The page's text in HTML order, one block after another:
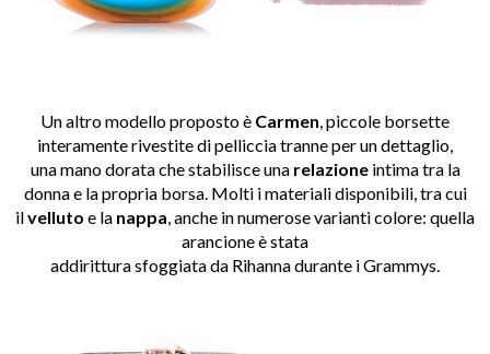
Un altro modello proposto è Carmen , piccole borsette
interamente rivestite di pelliccia tranne per un dettaglio,
una mano dorata che stabilisce una relazioneintima tra la
donna e la propria borsa. Molti i materiali disponibili, tra cui
ilvelluto e la nappa , anche in numerose varianti colore: quella
arancione è stata
addirittura sfoggiata da Rihanna durante i Grammys.